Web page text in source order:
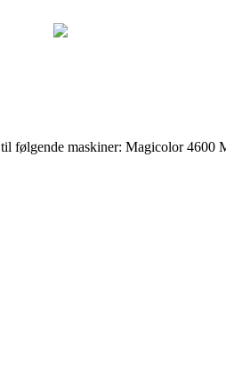
følgende maskiner: Magicolor